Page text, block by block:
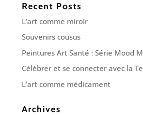
Recent Posts
L’art comme miroir
Souvenirs cousus
Peintures Art Santé : Série Mood
Célébrer et se connecter avec la
L’art comme médicament
Archives